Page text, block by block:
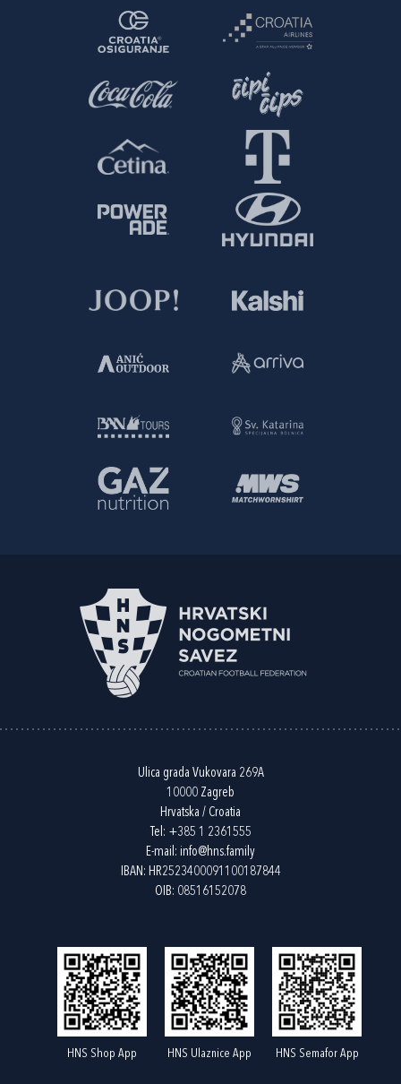
Ulica grada Vukovara 269A
10000 Zagreb
Hrvatska / Croatia
Tel: +385 1 2361555
E-mail: info@hns.family
IBAN: HR2523400091100187844
OIB: 08516152078
HNS Shop App HNS Ulaznice App HNS Semafor App